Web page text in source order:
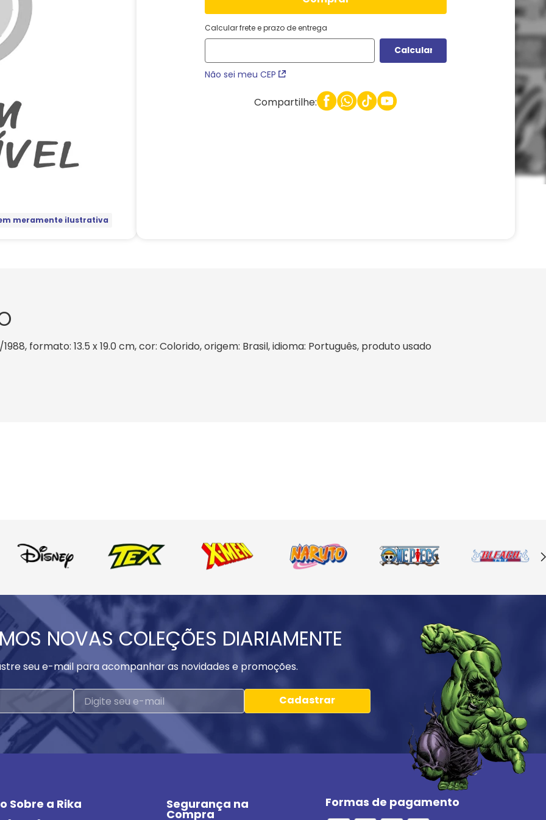
meramente ilustrativa
Calcular frete e prazo de entrega
Não sei meu CEP
Compartilhe:
formato: 13.5 x 19.0 cm, cor: Colorido, origem: Brasil, idioma: Português, produto usado
NOVAS COLEÇÕES DIARIAMENTE
seu e-mail para acompanhar as novidades e promoções.
Cadastrar
Sobre a Rika Segurança na
Compra
Formas de pagamento